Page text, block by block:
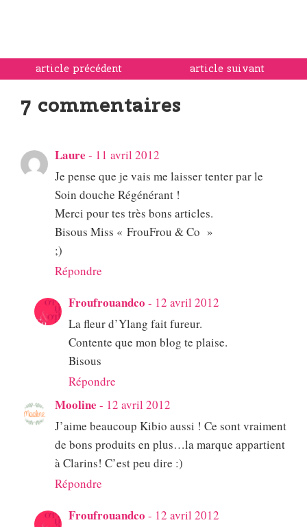
article précédent article suivant
7 commentaires
Laure - 11 avril 2012
Je pense que je vais me laisser tenter par le
Soin douche Régénérant !
Merci pour tes très bons articles.
Bisous Miss « FrouFrou & Co »
;)
Répondre
Froufrouandco - 12 avril 2012
La fleur d’Ylang fait fureur.
Contente que mon blog te plaise.
Bisous
Répondre
Mooline - 12 avril 2012
J’aime beaucoup Kibio aussi ! Ce sont vraiment
de bons produits en plus…la marque appartient
à Clarins! C’est peu dire :)
Répondre
Froufrouandco - 12 avril 2012